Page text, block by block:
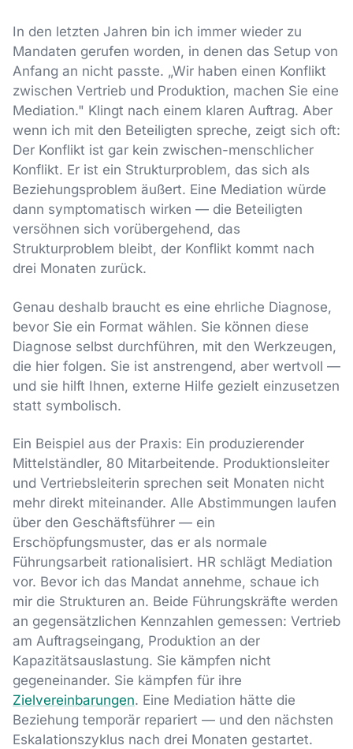
In den letzten Jahren bin ich immer wieder zu
Mandaten gerufen worden, in denen das Setup von
Anfang an nicht passte. „Wir haben einen Konflikt
zwischen Vertrieb und Produktion, machen Sie eine
Mediation." Klingt nach einem klaren Auftrag. Aber
wenn ich mit den Beteiligten spreche, zeigt sich oft:
Der Konflikt ist gar kein zwischen-menschlicher
Konflikt. Er ist ein Strukturproblem, das sich als
Beziehungsproblem äußert. Eine Mediation würde
dann symptomatisch wirken — die Beteiligten
versöhnen sich vorübergehend, das
Strukturproblem bleibt, der Konflikt kommt nach
drei Monaten zurück.
Genau deshalb braucht es eine ehrliche Diagnose,
bevor Sie ein Format wählen. Sie können diese
Diagnose selbst durchführen, mit den Werkzeugen,
die hier folgen. Sie ist anstrengend, aber wertvoll —
und sie hilft Ihnen, externe Hilfe gezielt einzusetzen
statt symbolisch.
Ein Beispiel aus der Praxis: Ein produzierender
Mittelständler, 80 Mitarbeitende. Produktionsleiter
und Vertriebsleiterin sprechen seit Monaten nicht
mehr direkt miteinander. Alle Abstimmungen laufen
über den Geschäftsführer — ein
Erschöpfungsmuster, das er als normale
Führungsarbeit rationalisiert. HR schlägt Mediation
vor. Bevor ich das Mandat annehme, schaue ich
mir die Strukturen an. Beide Führungskräfte werden
an gegensätzlichen Kennzahlen gemessen: Vertrieb
am Auftragseingang, Produktion an der
Kapazitätsauslastung. Sie kämpfen nicht
gegeneinander. Sie kämpfen für ihre
Zielvereinbarungen. Eine Mediation hätte die
Beziehung temporär repariert — und den nächsten
Eskalationszyklus nach drei Monaten gestartet.